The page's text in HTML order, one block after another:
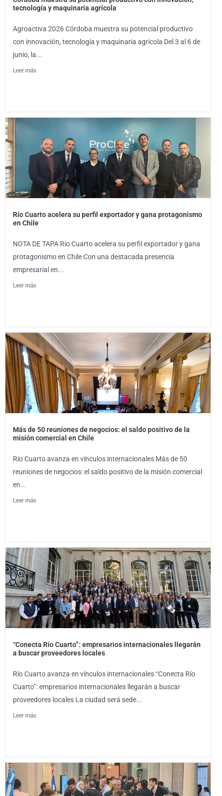
tecnología y maquinaria agrícola
Agroactiva 2026 Córdoba muestra su potencial productivo
con innovación, tecnología y maquinaria agrícola Del 3 al 6 de
junio, la...
Leer más
Río Cuarto acelera su perfil exportador y gana protagonismo
en Chile
NOTA DE TAPA Río Cuarto acelera su perfil exportador y gana
protagonismo en Chile Con una destacada presencia
empresarial en...
Leer más
Más de 50 reuniones de negocios: el saldo positivo de la
misión comercial en Chile
Río Cuarto avanza en vínculos internacionales Más de 50
reuniones de negocios: el saldo positivo de la misión comercial
en...
Leer más
“Conecta Río Cuarto”: empresarios internacionales llegarán
a buscar proveedores locales
Río Cuarto avanza en vínculos internacionales “Conecta Río
Cuarto”: empresarios internacionales llegarán a buscar
proveedores locales La ciudad será sede...
Leer más